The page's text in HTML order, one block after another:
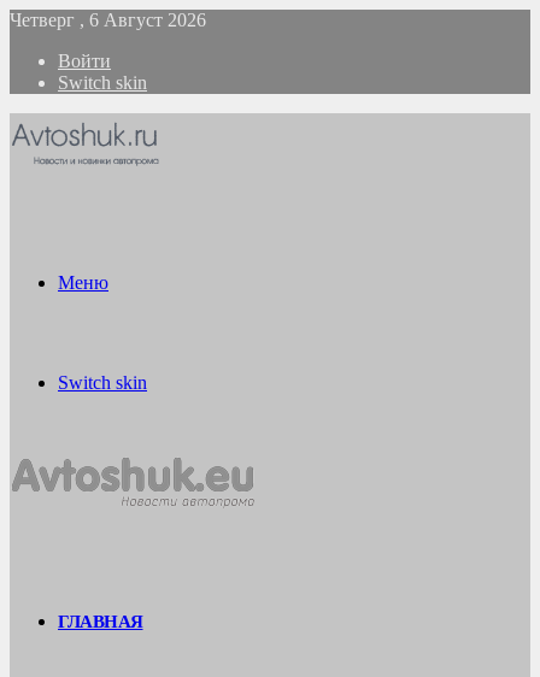
Четверг , 6 Август 2026
Войти
Switch skin
Меню
Switch skin
ГЛАВНАЯ